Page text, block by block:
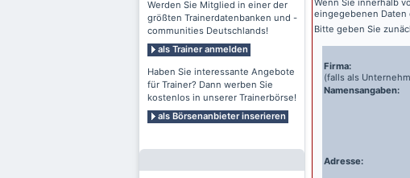
Werden Sie Mitglied in einer der
größten Trainerdatenbanken und -
communities Deutschlands!
als Trainer anmelden
Haben Sie interessante Angebote
für Trainer? Dann werben Sie
kostenlos in unserer Trainerbörse!
als Börsenanbieter inserieren
Wenn Sie innerhalb
eingegebenen Daten
Bitte geben Sie
Firma:
(falls als
Namensangaben:
Adresse: